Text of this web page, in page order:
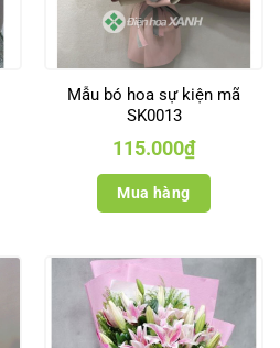
Mẫu bó hoa sự kiện mã
SK0013
115.000₫
Mua hàng